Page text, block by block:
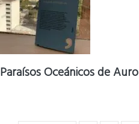
Paraísos Oceánicos de